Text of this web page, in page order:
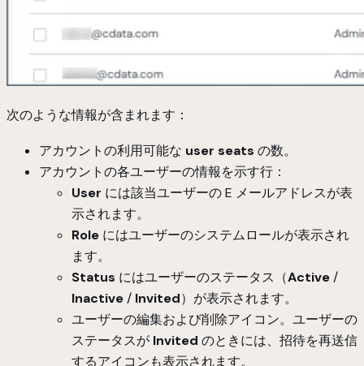
次のような情報が含まれます：
アカウントの利用可能な user seats の数。
アカウントの各ユーザーの情報を示す行：
User には該当ユーザーの E メールアドレスが表
示されます。
Role にはユーザーのシステムロールが表示され
ます。
Status にはユーザーのステータス（Active /
Inactive / Invited）が表示されます。
ユーザーの編集および削除アイコン。ユーザーの
ステータスが Invited のときには、招待を再送信
するアイコンも表示されます。